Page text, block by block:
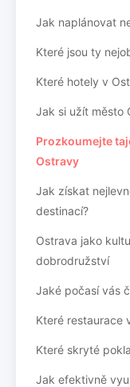
Jak naplánovat
Které jsou ty
Které hotely v
Jak si užít město
Prozkoumejte
Ostravy
Jak získat
destinací?
Ostrava jako
dobrodružství
Jaké počasí vás
Které restaurace
Které skryté
Jak efektivně